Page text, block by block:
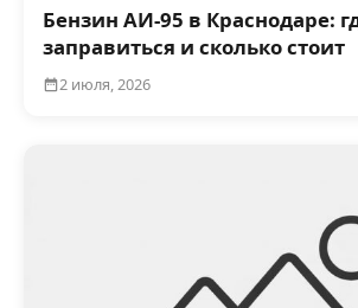
Бензин АИ‑95 в Краснодаре:
заправиться и сколько стоит
2 июля, 2026